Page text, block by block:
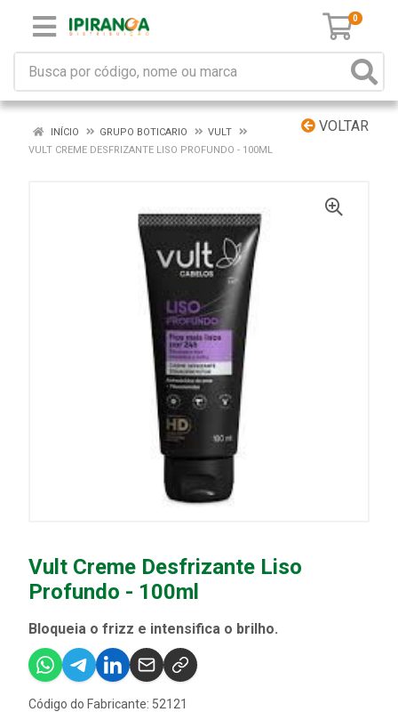
0
VOLTAR
INÍCIO GRUPO BOTICARIO
VULT
VULT CREME DESFRIZANTE LISO PROFUNDO - 100ML
Vult Creme Desfrizante Liso
Profundo - 100ml
Bloqueia o frizz e intensifica o brilho.
Código do Fabricante: 52121